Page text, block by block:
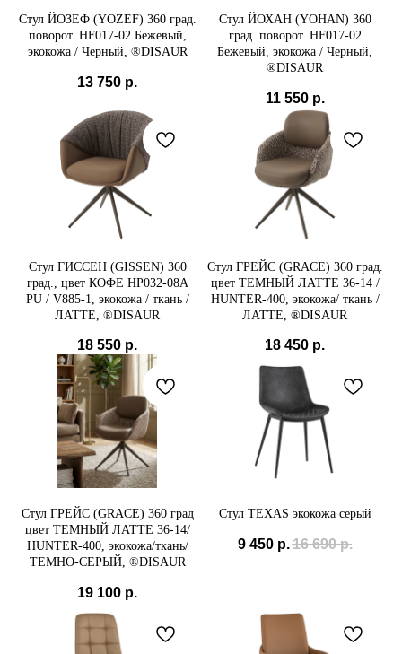
Стул ЙОЗЕФ (YOZEF) 360 град.
поворот. HF017-02 Бежевый,
экокожа / Черный, ®DISAUR
13 750 р.
Стул ЙОХАН (YOHAN) 360
град. поворот. HF017-02
Бежевый, экокожа / Черный,
®DISAUR
11 550 р.
Стул ГИССЕН (GISSEN) 360
град., цвет КОФЕ HP032-08A
PU / V885-1, экокожа / ткань /
ЛАТТЕ, ®DISAUR
18 550 р.
Стул ГРЕЙС (GRACE) 360 град.
цвет ТЕМНЫЙ ЛАТТЕ 36-14 /
HUNTER-400, экокожа/ ткань /
ЛАТТЕ, ®DISAUR
18 450 р.
Стул ГРЕЙС (GRACE) 360 град
цвет ТЕМНЫЙ ЛАТТЕ 36-14/
HUNTER-400, экокожа/ткань/
ТЕМНО-СЕРЫЙ, ®DISAUR
19 100 р.
Стул TEXAS экокожа серый
9 450 р.16 690 р.
Политика конфиденциальности
+7(985) 538-05-45
demimebel@bk.ru
Мы принимаем к
оплате:
СБП